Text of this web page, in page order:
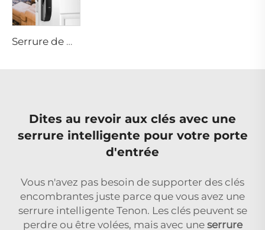
Serrure de maison intelligente avec fonction biométrique à mot de passe et à empreinte digitale Tenon A6 Pro
Dites au revoir aux clés avec une
serrure intelligente pour votre porte
d'entrée
Vous n'avez pas besoin de supporter des clés
encombrantes juste parce que vous avez une
serrure intelligente Tenon. Les clés peuvent se
perdre ou être volées, mais avec une serrure